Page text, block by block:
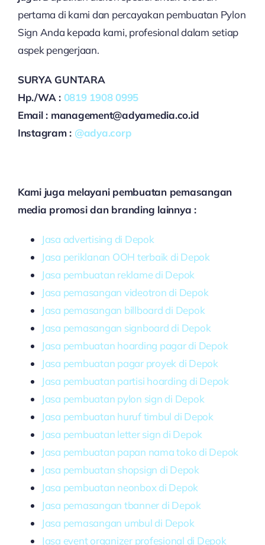
pertama di kami dan percayakan pembuatan Pylon
Sign Anda kepada kami, profesional dalam setiap
aspek pengerjaan.
SURYA GUNTARA
Hp./WA : 0819 1908 0995
Email : management@adyamedia.co.id
Instagram : @adya.corp
Kami juga melayani pembuatan pemasangan
media promosi dan branding lainnya :
Jasa advertising di Depok
Jasa periklanan OOH terbaik di Depok
Jasa pembuatan reklame di Depok
Jasa pemasangan videotron di Depok
Jasa pemasangan billboard di Depok
Jasa pemasangan signboard di Depok
Jasa pembuatan hoarding pagar di Depok
Jasa pembuatan pagar proyek di Depok
Jasa pembuatan partisi hoarding di Depok
Jasa pembuatan pylon sign di Depok
Jasa pembuatan huruf timbul di Depok
Jasa pembuatan letter sign di Depok
Jasa pembuatan papan nama toko di Depok
Jasa pembuatan shopsign di Depok
Jasa pembuatan neonbox di Depok
Jasa pemasangan tbanner di Depok
Jasa pemasangan umbul di Depok
Jasa event organizer profesional di Depok